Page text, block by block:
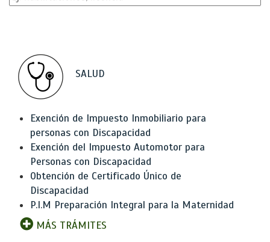
SALUD
Exención de Impuesto Inmobiliario para
personas con Discapacidad
Exención del Impuesto Automotor para
Personas con Discapacidad
Obtención de Certificado Único de
Discapacidad
P.I.M Preparación Integral para la Maternidad
MÁS TRÁMITES